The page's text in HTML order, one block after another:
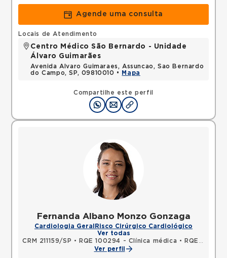
Agende uma consulta
Compartilhe este perfil
Locais de Atendimento
Centro Médico São Bernardo - Unidade
Álvaro Guimarães
Avenida Alvaro Guimaraes, Assuncao, Sao Bernardo
do Campo, SP, 09810010 •
Mapa
Fernanda Albano Monzo Gonzaga
Cardiologia Geral Risco Cirúrgico Cardiológico
Ver todas
CRM 211159/SP • RQE 100294 - Clínica médica •
RQE 100295 - Cardiologia
Ver perfil